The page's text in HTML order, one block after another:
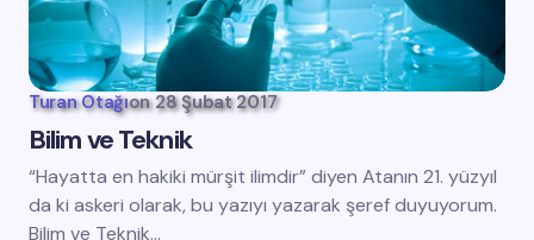
Turan Otağıon 28 Şubat 2017
Bilim ve Teknik
“Hayatta en hakiki mürşit ilimdir” diyen Atanın 21. yüzyıl
da ki askeri olarak, bu yazıyı yazarak şeref duyuyorum.
Bilim ve Teknik…